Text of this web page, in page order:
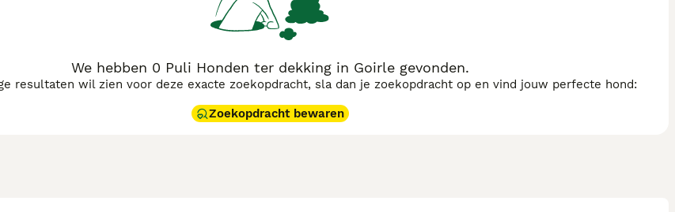
We hebben 0 Puli Honden ter dekking in Goirle gevonden.
resultaten wil zien voor deze exacte zoekopdracht, sla dan je zoekopdracht op en vind jouw perfecte hond:
Zoekopdracht bewaren